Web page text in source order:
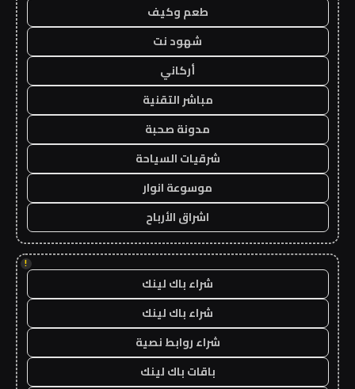
طعم وكيف
شهود نت
أركاني
مباشر التقنية
مدونة صحبة
شرقيات السياحة
موسوعة انوار
اشراق الأرباح
!
شراء باك لينك
شراء باك لينك
شراء روابط نصية
باقات باك لينك